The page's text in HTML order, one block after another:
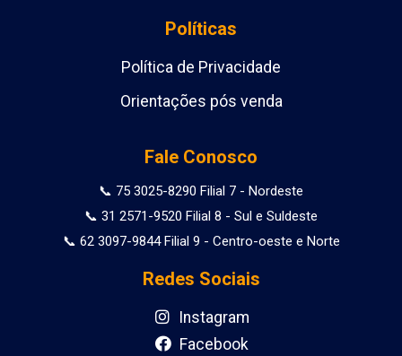
Políticas
Política de Privacidade
Orientações pós venda
Fale Conosco
📞 75 3025-8290 Filial 7 - Nordeste
📞 31 2571-9520 Filial 8 - Sul e Suldeste
📞 62 3097-9844 Filial 9 - Centro-oeste e Norte
Redes Sociais
Instagram
Facebook